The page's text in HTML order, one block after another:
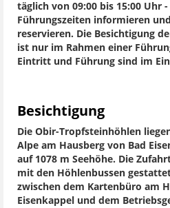
täglich von 09:00 bis 15:00 Uhr
Führungszeiten informieren
reservieren. Die Besichtigung
ist nur im Rahmen einer
Eintritt und Führung sind im
Besichtigung
Die Obir-Tropfsteinhöhlen
Alpe am Hausberg von Bad
auf 1078 m Seehöhe. Die
mit den Höhlenbussen
zwischen dem Kartenbüro am
Eisenkappel und dem